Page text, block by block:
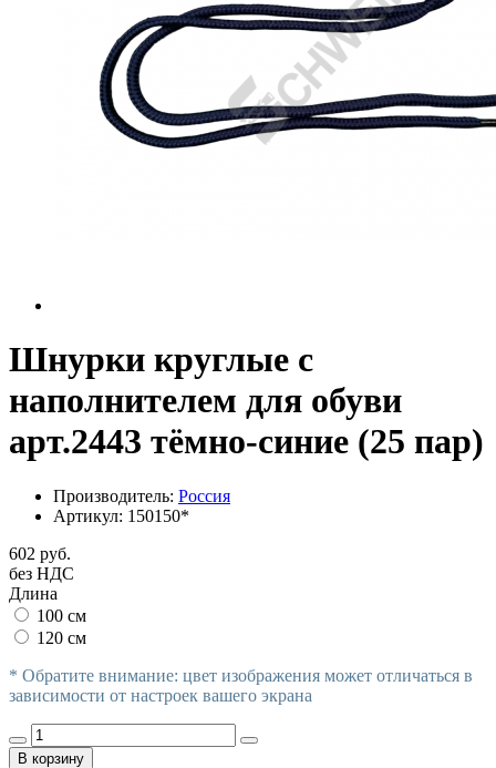
Шнурки круглые с
наполнителем для обуви
арт.2443 тёмно-синие (25 пар)
Производитель: Россия
Артикул: 150150*
602 руб.
без НДС
Длина
100 см
120 см
* Обратите внимание: цвет изображения может отличаться в
зависимости от настроек вашего экрана
В корзину